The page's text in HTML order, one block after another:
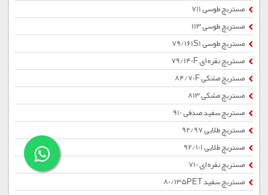
مستربچ طوسی 711
مستربچ طوسی 113
مستربچ طوسی 79/161S1
مستربچ نقره ای 79/140F
مستربچ مشکی 84/70F
مستربچ مشکی 813
مستربچ سفید صدفی 910
مستربچ طلایی 92/97
مستربچ طلایی 92/101
مستربچ نقره ای 710
مستربچ سفید 80/135PET